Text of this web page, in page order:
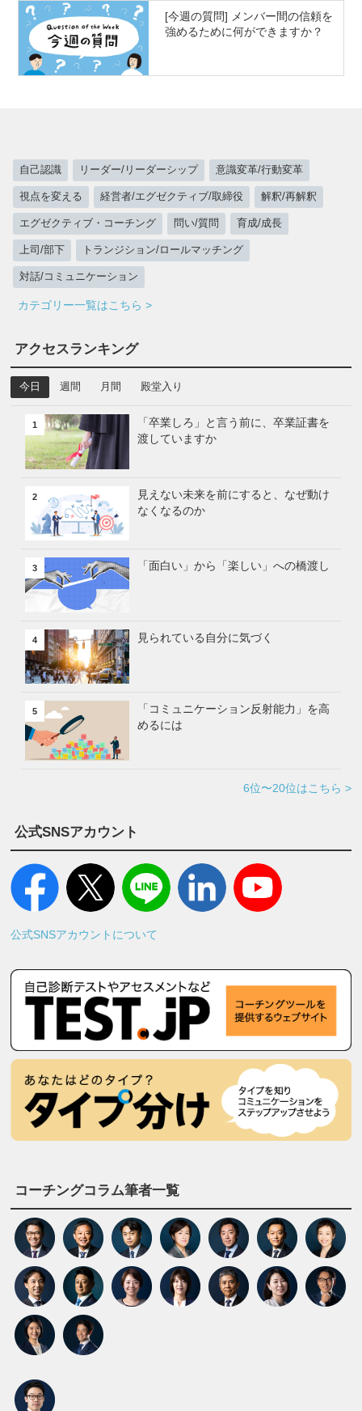
[今週の質問] メンバー間の信頼を
強めるために何ができますか？
自己認識 リーダー/リーダーシップ 意識変革/行動変革
視点を変える 経営者/エグゼクティブ/取締役 解釈/再解釈
エグゼクティブ・コーチング 問い/質問 育成/成長
上司/部下 トランジション/ロールマッチング
対話/コミュニケーション
カテゴリー一覧はこちら >
アクセスランキング
今日 週間 月間 殿堂入り
1
「卒業しろ」と言う前に、卒業証書を
渡していますか
2
見えない未来を前にすると、なぜ動け
なくなるのか
3 「面白い」から「楽しい」への橋渡し
4 見られている自分に気づく
5
「コミュニケーション反射能力」を高
めるには
6位〜20位はこちら >
公式SNSアカウント
公式SNSアカウントについて
コーチングコラム筆者一覧